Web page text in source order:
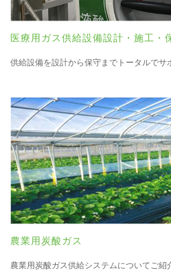
医療用ガス供給設備設計・施工・
供給設備を設計から保守までトータルでサ
農業用炭酸ガス
農業用炭酸ガス供給システムについてご紹